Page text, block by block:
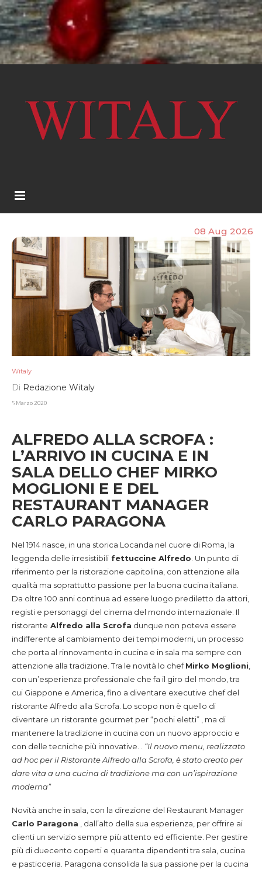
08 Aug 2026
Witaly
Di Redazione Witaly
5 Marzo 2020
ALFREDO ALLA SCROFA :
L’ARRIVO IN CUCINA E IN
SALA DELLO CHEF MIRKO
MOGLIONI E E DEL
RESTAURANT MANAGER
CARLO PARAGONA
Nel 1914 nasce, in una storica Locanda nel cuore di Roma, la
leggenda delle irresistibili fettuccine Alfredo . Un punto di
riferimento per la ristorazione capitolina, con attenzione alla
qualità ma soprattutto passione per la buona cucina italiana.
Da oltre 100 anni continua ad essere luogo prediletto da attori,
registi e personaggi del cinema del mondo internazionale. Il
ristorante Alfredo alla Scrofa dunque non poteva essere
indifferente al cambiamento dei tempi moderni, un processo
che porta al rinnovamento in cucina e in sala ma sempre con
attenzione alla tradizione. Tra le novità lo chefMirko Moglioni
con un’esperienza professionale che fa il giro del mondo, tra
cui Giappone e America, fino a diventare executive chef del
ristorante Alfredo alla Scrofa. Lo scopo non è quello di
diventare un ristorante gourmet per “pochi eletti” , ma di
mantenere la tradizione in cucina con un nuovo approccio e
con delle tecniche più innovative. .
“Il nuovo menu, realizzato
ad hoc per il Ristorante Alfredo alla Scrofa, è stato creato per
dare vita a una cucina di tradizione ma con un’ispirazione
moderna”
Novità anche in sala, con la direzione del Restaurant Manager
Carlo Paragona , dall’alto della sua esperienza, per offrire ai
clienti un servizio sempre più attento ed efficiente. Per gestire
più di duecento coperti e quaranta dipendenti tra sala, cucina
e pasticceria. Paragona consolida la sua passione per la cucina